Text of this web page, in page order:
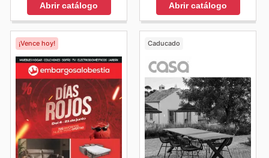
Abrir catálogo Abrir catálogo
¡Vence hoy! Caducado